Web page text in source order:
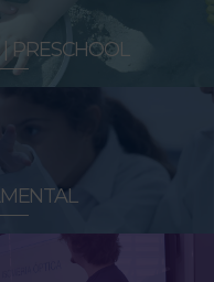
PRESCHOOL